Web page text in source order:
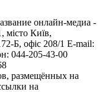
онлайн-медиа -
місто Київ,
Б, офіс 208/1 E-mail:
044-205-43-00
размещённых на
на